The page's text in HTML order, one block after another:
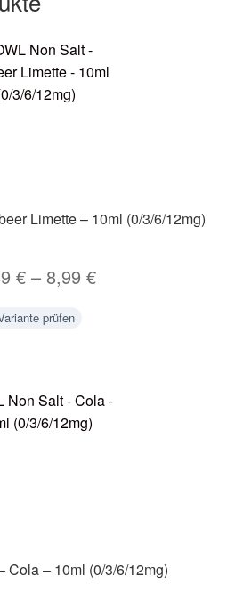
Limette – 10ml (0/3/6/12mg)
€– 8,99 €
prüfen
Cola – 10ml (0/3/6/12mg)